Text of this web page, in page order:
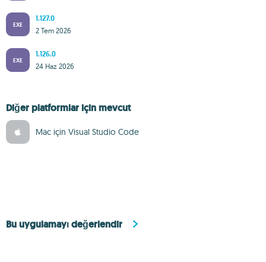
EXE
1.127.0
2 Tem 2026
EXE
1.126.0
24 Haz 2026
Diğer platformlar için mevcut
Mac için Visual Studio Code
Bu uygulamayı değerlendir